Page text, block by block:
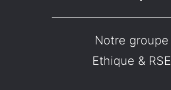
Notre groupe
Ethique & RSE